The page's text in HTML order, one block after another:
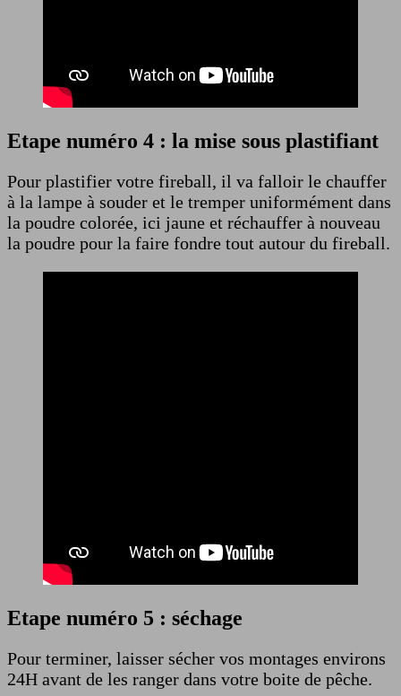
Etape numéro 4 : la mise sous plastifiant
Pour plastifier votre fireball, il va falloir le chauffer
à la lampe à souder et le tremper uniformément dans
la poudre colorée, ici jaune et réchauffer à nouveau
la poudre pour la faire fondre tout autour du fireball.
Etape numéro 5 : séchage
Pour terminer, laisser sécher vos montages environs
24H avant de les ranger dans votre boite de pêche.